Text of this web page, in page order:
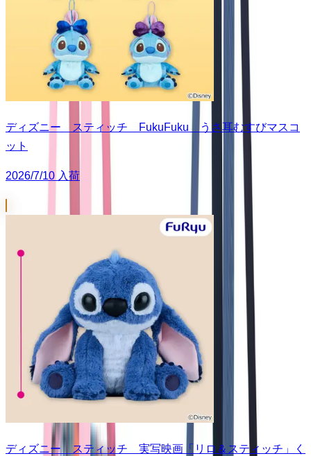
ディズニー スティッチ FukuFuku うさ耳むすびマスコ
ット
2026/7/10 入荷
ディズニー スティッチ 実写映画「リロ＆スティッチ」く